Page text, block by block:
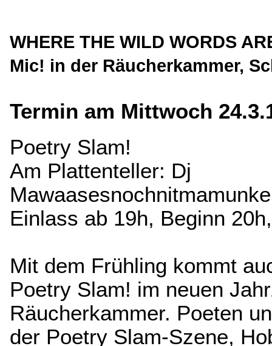
WHERE THE WILD WORDS
Mic! in der Räucherkammer,
Termin am Mittwoch
Poetry Slam!
Am Plattenteller: Dj
Einlass ab 19h, Beginn
Mit dem Frühling kommt
Poetry Slam! im neuen
Räucherkammer. Poeten
der Poetry Slam-Szene,